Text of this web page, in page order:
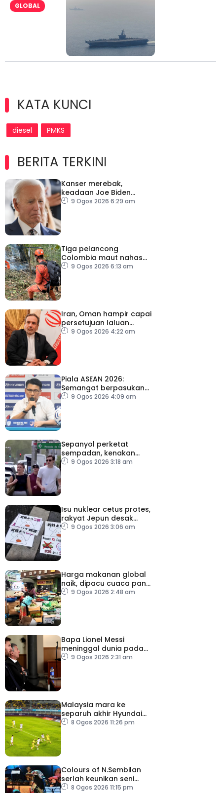
GLOBAL
KATA KUNCI
diesel PMKS
BERITA TERKINI
Kanser merebak,
keadaan Joe Biden
semakin serius
9 Ogos 2026 6:29 am
Tiga pelancong
Colombia maut nahas
helikopter di Rio de
9 Ogos 2026 6:13 am
Iran, Oman hampir capai
persetujuan laluan
sementara Selat Hormuz
9 Ogos 2026 4:22 am
Piala ASEAN 2026:
Semangat berpasukan
kunci Harimau Malaya ke
9 Ogos 2026 4:09 am
Sepanyol perketat
sempadan, kenakan
pemeriksaan ketibaan
9 Ogos 2026 3:18 am
Isu nuklear cetus protes,
rakyat Jepun desak
dasar dikaji semula
9 Ogos 2026 3:06 am
Harga makanan global
naik, dipacu cuaca panas
dan ketegangan
9 Ogos 2026 2:48 am
Bapa Lionel Messi
meninggal dunia pada
usia 68 tahun
9 Ogos 2026 2:31 am
Malaysia mara ke
separuh akhir Hyundai
ASEAN Cup
8 Ogos 2026 11:26 pm
Colours of N.Sembilan
serlah keunikan seni
budaya negeri beradat
8 Ogos 2026 11:15 pm